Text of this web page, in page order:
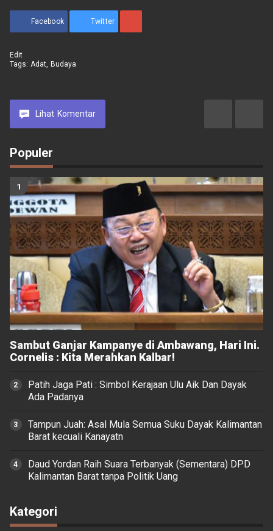
Facebook Twitter
Edit
Tags: Adat, Budaya
Lihat Komentar
Populer
Sambut Ganjar Kampanye di Ambawang, Hari Ini.
Cornelis : Kita Merahkan Kalbar!
Patih Jaga Pati : Simbol Kerajaan Ulu Aik Dan Dayak
Ada Padanya
Tampun Juah: Asal Mula Semua Suku Dayak Kalimantan
Barat kecuali Kanayatn
Daud Yordan Raih Suara Terbanyak (Sementara) DPD
Kalimantan Barat tanpa Politik Uang
Kategori